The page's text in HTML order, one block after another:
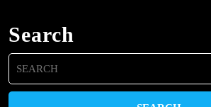
Search
Search
for: